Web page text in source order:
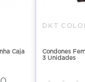
Caja
DKT
Condones
3 Unidades